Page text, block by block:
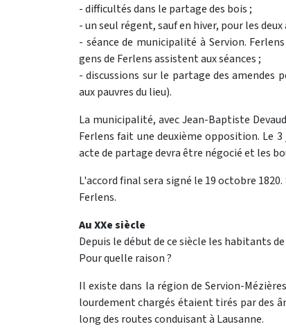
- difficultés dans le partage des bois ;
- un seul régent, sauf en hiver, pour les
- séance de municipalité à Servion.
gens de Ferlens assistent aux séances ;
- discussions sur le partage des
aux pauvres du lieu).
La municipalité, avec Jean-Baptiste
Ferlens fait une deuxième opposition. Le
acte de partage devra être négocié et les
L'accord final sera signé le 19 octobre
Ferlens.
Au XXe siècle
Depuis le début de ce siècle les habitants
Pour quelle raison ?
Il existe dans la région de Servion-
lourdement chargés étaient tirés par des
long des routes conduisant à Lausanne.